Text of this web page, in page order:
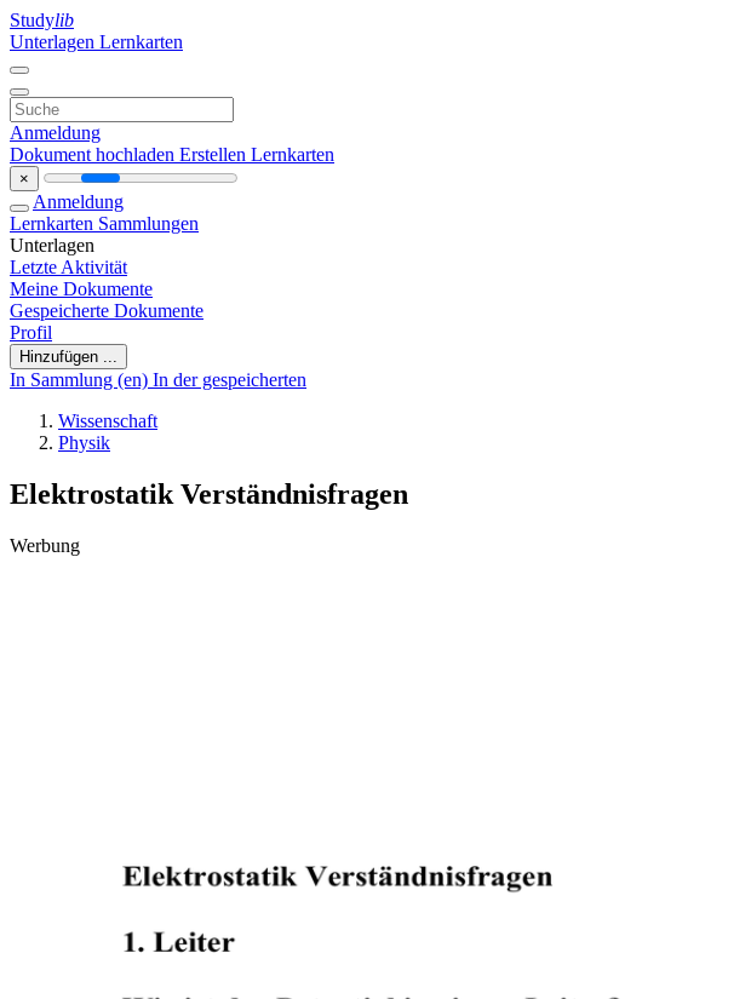
Studylib
Unterlagen Lernkarten
Anmeldung
Dokument hochladen Erstellen Lernkarten
×
Anmeldung
Lernkarten Sammlungen
Unterlagen
Letzte Aktivität
Meine Dokumente
Gespeicherte Dokumente
Profil
Hinzufügen ...
In Sammlung (en) In der gespeicherten
Wissenschaft
Physik
Elektrostatik Verständnisfragen
Werbung